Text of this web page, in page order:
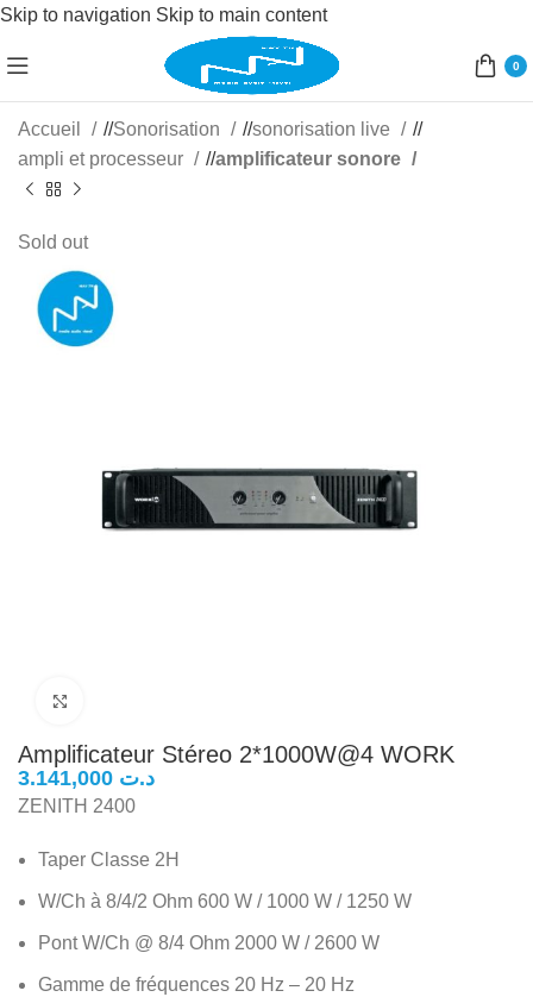
Skip to navigation Skip to main content
0
Accueil / Sonorisation / sonorisation live
/
ampli et processeur
/ amplificateur sonore
Sold out
Amplificateur Stéreo 2*1000W@4 WORK
د.ت
ZENITH 2400
Taper Classe 2H
W/Ch à 8/4/2 Ohm 600 W / 1000 W / 1250 W
Pont W/Ch @ 8/4 Ohm 2000 W / 2600 W
Gamme de fréquences 20 Hz – 20 Hz